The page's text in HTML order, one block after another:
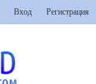
Вход Регистрация